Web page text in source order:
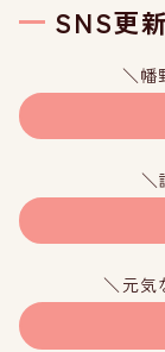
SNS更
＼幡
＼
＼元気